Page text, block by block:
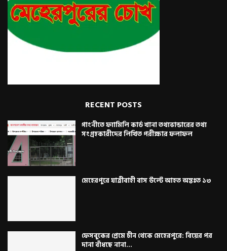
RECENT POSTS
গাংনীতে ফ্যামিলি কার্ড খানা তথ্যভান্ডারের তথ্য
সংগ্রহকারীদের লিখিত পরীক্ষার ফলাফল
মেহেরপুরে যাত্রীবাহী বাস উল্টে আহত অন্তঃত ১৩
ফেসবুকের প্রেমে চীন থেকে মেহেরপুরে: বিয়ের পর
দানা বাঁধছে নানা...